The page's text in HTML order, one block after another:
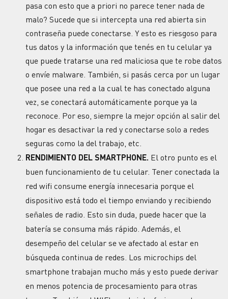
pasa con esto que a priori no parece tener nada de
malo? Sucede que si intercepta una red abierta sin
contraseña puede conectarse. Y esto es riesgoso para
tus datos y la información que tenés en tu celular ya
que puede tratarse una red maliciosa que te robe datos
o envíe malware. También, si pasás cerca por un lugar
que posee una red a la cual te has conectado alguna
vez, se conectará automáticamente porque ya la
reconoce. Por eso, siempre la mejor opción al salir del
hogar es desactivar la red y conectarse solo a redes
seguras como la del trabajo, etc.
RENDIMIENTO DEL SMARTPHONE. El otro punto es el
buen funcionamiento de tu celular. Tener conectada la
red wifi consume energía innecesaria porque el
dispositivo está todo el tiempo enviando y recibiendo
señales de radio. Esto sin duda, puede hacer que la
batería se consuma más rápido. Además, el
desempeño del celular se ve afectado al estar en
búsqueda continua de redes. Los microchips del
smartphone trabajan mucho más y esto puede derivar
en menos potencia de procesamiento para otras